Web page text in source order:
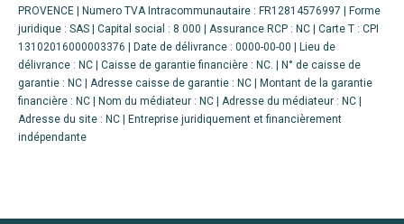
PROVENCE | Numero TVA Intracommunautaire : FR12814576997 | Forme
juridique : SAS | Capital social : 8 000 | Assurance RCP : NC | Carte T : CPI
13102016000003376 | Date de délivrance : 0000-00-00 | Lieu de
délivrance : NC | Caisse de garantie financière : NC. | N° de caisse de
garantie : NC | Adresse caisse de garantie : NC | Montant de la garantie
financière : NC | Nom du médiateur : NC | Adresse du médiateur : NC |
Adresse du site : NC |
Entreprise juridiquement et financièrement
indépendante